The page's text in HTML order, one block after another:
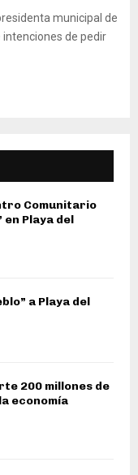
municipal de
intenciones de pedir
Comunitario
Playa del
a Playa del
200 millones de
economía